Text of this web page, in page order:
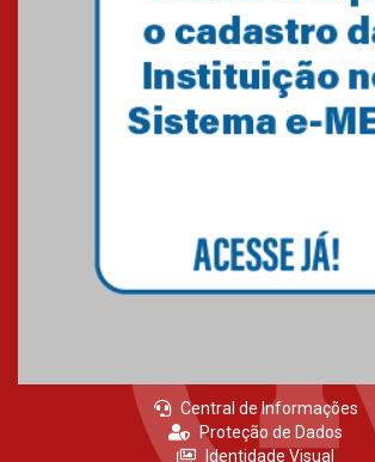
Central de Informações
Proteção de Dados
Identidade Visual